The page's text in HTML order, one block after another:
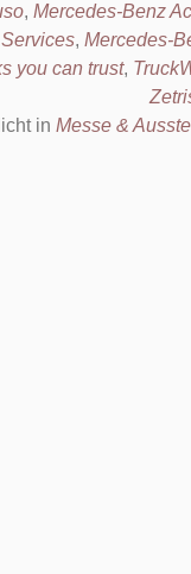
, Mercedes-Benz
, Mercedes-
you can trust,
in Messe &